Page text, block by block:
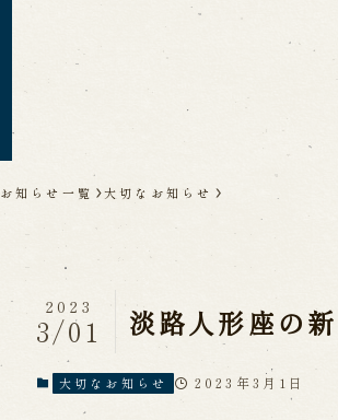
淡路人形座について
淡路人形浄瑠璃を受け継いで
公演情報
お知らせ一覧 大切なお知らせ
淡路人形座の
2023
3/01
大切なお知らせ 2023年3月1日